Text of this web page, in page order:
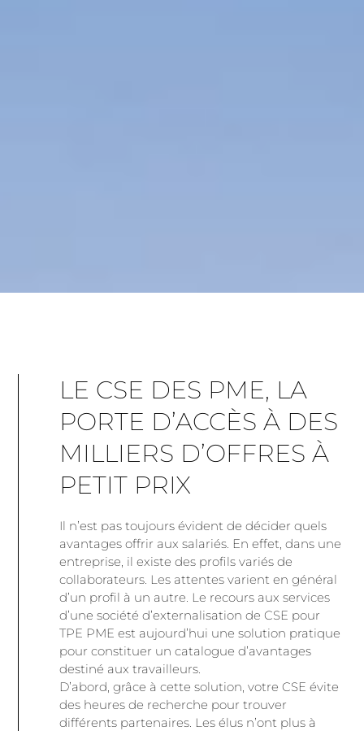
LE CSE DES PME, LA
PORTE D’ACCÈS À DES
MILLIERS D’OFFRES À
PETIT PRIX
Il n’est pas toujours évident de décider quels
avantages offrir aux salariés. En effet, dans une
entreprise, il existe des profils variés de
collaborateurs. Les attentes varient en général
d’un profil à un autre. Le recours aux services
d’une société d’externalisation de CSE pour
TPE PME est aujourd’hui une solution pratique
pour constituer un catalogue d’avantages
destiné aux travailleurs.
D’abord, grâce à cette solution, votre CSE évite
des heures de recherche pour trouver
différents partenaires. Les élus n’ont plus à